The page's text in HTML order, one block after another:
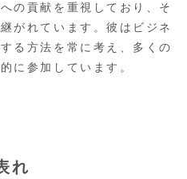
の貢献を重視しており、そ
がれています。彼はビジネ
る方法を常に考え、多くの
に参加しています。
れ